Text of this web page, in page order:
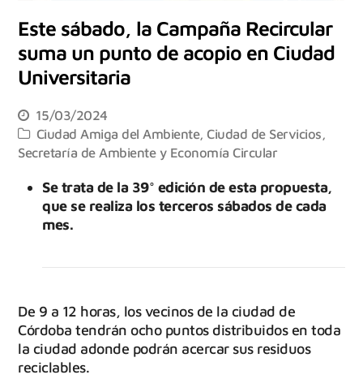
Este sábado, la Campaña Recircular
suma un punto de acopio en Ciudad
Universitaria
15/03/2024
Ciudad Amiga del Ambiente,Ciudad de Servicios
Secretaría de Ambiente y Economía Circular
Se trata de la 39° edición de esta propuesta,
que se realiza los terceros sábados de cada
mes.
De 9 a 12 horas, los vecinos de la ciudad de
Córdoba tendrán ocho puntos distribuidos en toda
la ciudad adonde podrán acercar sus residuos
reciclables.